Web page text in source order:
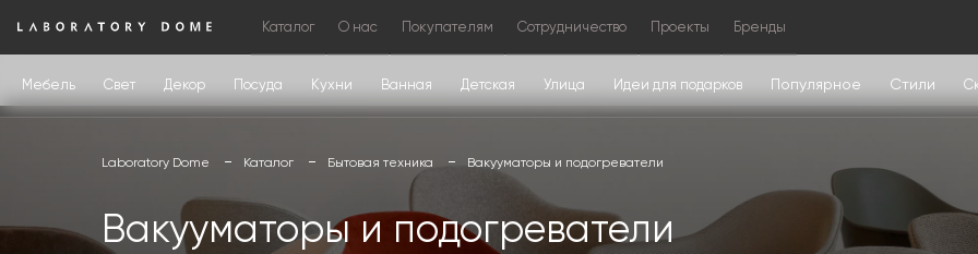
Каталог О нас Покупателям Сотрудничество Проекты Бренды
Мебель Свет Декор Посуда Кухни Ванная Детская Улица Идеи для подарков Популярное Стили
Laboratory Dome Каталог Бытовая техника Вакууматоры и подогреватели
Вакууматоры и подогреватели